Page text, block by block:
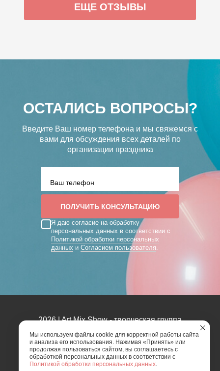
ЕЩЕ ОТЗЫВЫ
ОСТАЛИСЬ ВОПРОСЫ?
Введите Ваш номер телефона и мы свяжемся с
вами для обсуждения всех деталей по
организации праздника
Я даю согласие на обработку
персональных данных в соответствии с
Политикой обработки персональных
данных и Согласием пользователя.
2026 | Art Mix Show - творческая группа
Карта сайта
Политика конфиденциальности
Согласие пользователя сайта на обработку
персональных данных
Мы используем файлы cookie для корректной работы сайта
и анализа его использования. Нажимая «Принять» или
продолжая пользоваться сайтом, вы соглашаетесь с
обработкой персональных данных в соответствии с
Политикой обработки персональных данных.